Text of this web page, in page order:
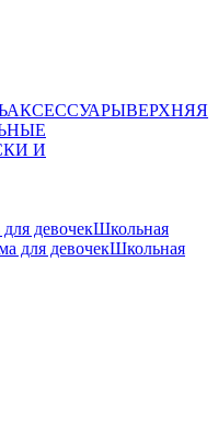
АКСЕССУАРЫВЕРХНЯЯ
И
девочекШкольная
для девочекШкольная